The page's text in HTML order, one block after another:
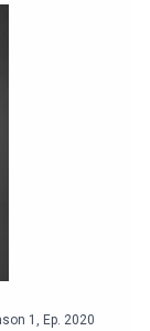
av falska
1 , Ep. 2020